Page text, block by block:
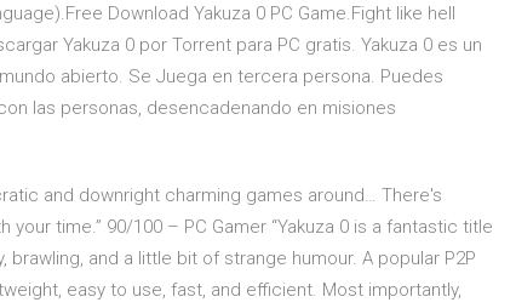
Download Yakuza 0 PC Game.Fight like hell
Yakuza 0 por Torrent para PC gratis. Yakuza 0 es un
abierto. Se Juega en tercera persona. Puedes
las personas, desencadenando en misiones
and downright charming games around… There's
time.” 90/100 – PC Gamer “Yakuza 0 is a fantastic title
and a little bit of strange humour. A popular P2P
easy to use, fast, and efficient. Most importantly,